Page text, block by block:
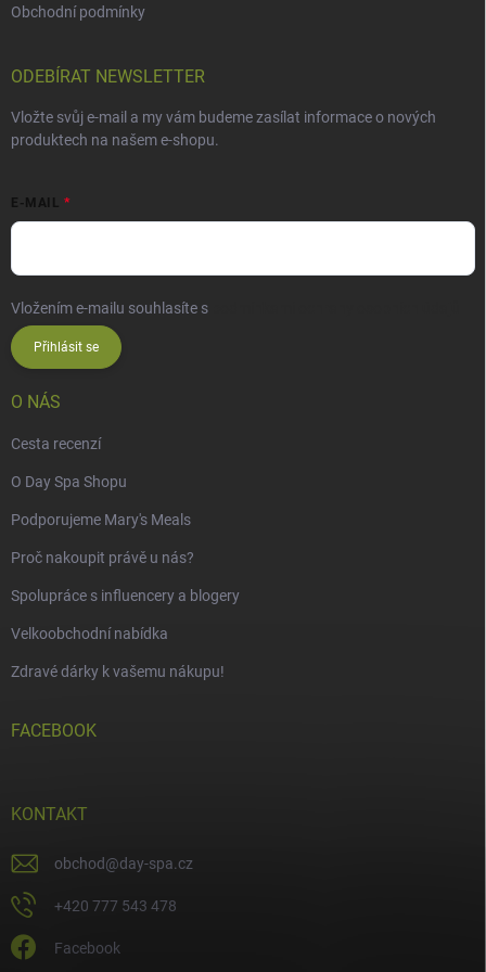
Obchodní podmínky
ODEBÍRAT NEWSLETTER
Vložte svůj e-mail a my vám budeme zasílat informace o nových
produktech na našem e-shopu.
E-MAIL
Vložením e-mailu souhlasíte s
Přihlásit se
O NÁS
Cesta recenzí
O Day Spa Shopu
Podporujeme Mary's Meals
Proč nakoupit právě u nás?
Spolupráce s influencery a blogery
Velkoobchodní nabídka
Zdravé dárky k vašemu nákupu!
FACEBOOK
KONTAKT
obchod@day-spa.cz
+420 777 543 478
Facebook